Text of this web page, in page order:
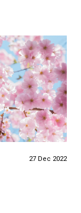
27 Dec 2022